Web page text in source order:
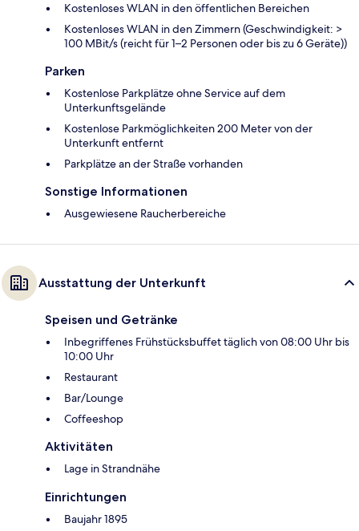
Kostenloses WLAN in den öffentlichen Bereichen
Kostenloses WLAN in den Zimmern (Geschwindigkeit: >
100 MBit/s (reicht für 1–2 Personen oder bis zu 6 Geräte))
Parken
Kostenlose Parkplätze ohne Service auf dem
Unterkunftsgelände
Kostenlose Parkmöglichkeiten 200 Meter von der
Unterkunft entfernt
Parkplätze an der Straße vorhanden
Sonstige Informationen
Ausgewiesene Raucherbereiche
Ausstattung der Unterkunft
Speisen und Getränke
Inbegriffenes Frühstücksbuffet täglich von 08:00 Uhr bis
10:00 Uhr
Restaurant
Bar/Lounge
Coffeeshop
Aktivitäten
Lage in Strandnähe
Einrichtungen
Baujahr 1895